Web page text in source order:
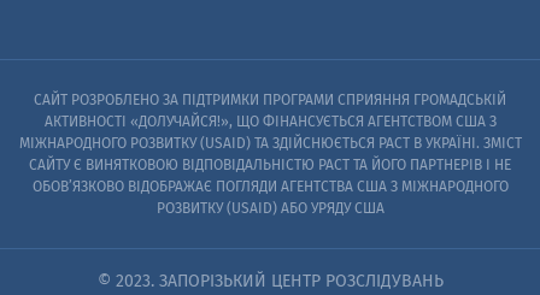
САЙТ РОЗРОБЛЕНО ЗА ПІДТРИМКИ ПРОГРАМИ СПРИЯННЯ ГРОМАДСЬКІЙ
АКТИВНОСТІ «ДОЛУЧАЙСЯ!», ЩО ФІНАНСУЄТЬСЯ АГЕНТСТВОМ США З
МІЖНАРОДНОГО РОЗВИТКУ (USAID) ТА ЗДІЙСНЮЄТЬСЯ PACT В УКРАЇНІ. ЗМІСТ
САЙТУ Є ВИНЯТКОВОЮ ВІДПОВІДАЛЬНІСТЮ PACT ТА ЙОГО ПАРТНЕРІВ I НЕ
ОБОВ’ЯЗКОВО ВІДОБРАЖАЄ ПОГЛЯДИ АГЕНТСТВА США З МІЖНАРОДНОГО
РОЗВИТКУ (USAID) АБО УРЯДУ США
© 2023. ЗАПОРІЗЬКИЙ ЦЕНТР РОЗСЛІДУВАНЬ